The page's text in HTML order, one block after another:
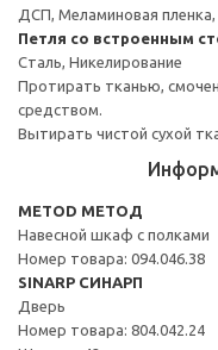
ДСП, Меламиновая
Петля со встроенным
Сталь, Никелирование
Протирать тканью,
средством.
Вытирать чистой сухой
METOD МЕТОД
Навесной шкаф с полками
Номер товара: 094.046.38
SINARP СИНАРП
Дверь
Номер товара: 804.042.24